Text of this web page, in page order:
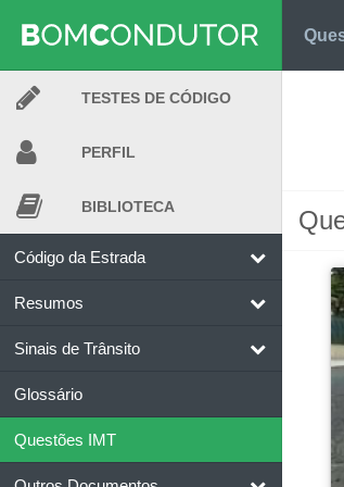
Conta
TESTES DE CÓDIGO
PERFIL
BIBLIOTECA
Código da Estrada
Resumos
Sinais de Trânsito
Glossário
Questões IMT